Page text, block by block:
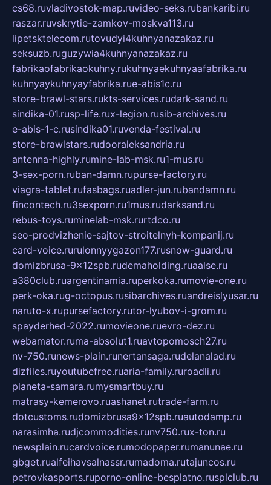
cs68.ruvladivostok-map.ruvideo-seks.rubankaribi.ru
raszar.ruvskrytie-zamkov-moskva113.ru
lipetsktelecom.rutovudyi4kuhnyanazakaz.ru
seksuzb.ruguzywia4kuhnyanazakaz.ru
fabrikaofabrikaokuhny.rukuhnyaekuhnyaafabrika.ru
kuhnyaykuhnyayfabrika.rue-abis1c.ru
store-brawl-stars.rukts-services.rudark-sand.ru
sindika-01.rusp-life.rux-legion.rusib-archives.ru
e-abis-1-c.rusindika01.ruvenda-festival.ru
store-brawlstars.rudooraleksandria.ru
antenna-highly.rumine-lab-msk.ru1-mus.ru
3-sex-porn.ruban-damn.rupurse-factory.ru
viagra-tablet.rufasbags.ruadler-jun.rubandamn.ru
fincontech.ru3sexporn.ru1mus.rudarksand.ru
rebus-toys.ruminelab-msk.rurtdco.ru
seo-prodvizhenie-sajtov-stroitelnyh-kompanij.ru
card-voice.rurulonnyygazon177.rusnow-guard.ru
domizbrusa-9x12spb.rudemaholding.ruaalse.ru
a380club.ruargentinamia.ruperkoka.rumovie-one.ru
perk-oka.rug-octopus.rusibarchives.ruandreislyusar.ru
naruto-x.rupursefactory.rutor-lyubov-i-grom.ru
spayderhed-2022.rumovieone.ruevro-dez.ru
webamator.ruma-absolut1.ruavtopomosch27.ru
nv-750.runews-plain.runertansaga.rudelanalad.ru
dizfiles.ruyoutubefree.ruaria-family.ruroadli.ru
planeta-samara.rumysmartbuy.ru
matrasy-kemerovo.ruashanet.rutrade-farm.ru
dotcustoms.rudomizbrusa9x12spb.ruautodamp.ru
narasimha.rudjcommodities.runv750.rux-ton.ru
newsplain.rucardvoice.rumodopaper.rumanunae.ru
gbget.rualfeihavsalnassr.rumadoma.rutajuncos.ru
petrovkasports.ruporno-online-besplatno.rusplclub.ru